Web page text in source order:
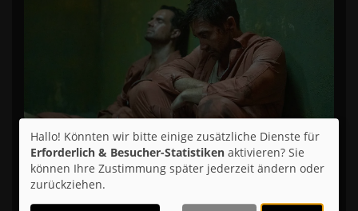
Hallo! Könnten wir bitte einige zusätzliche Dienste für
Erforderlich & Besucher-Statistiken aktivieren? Sie
können Ihre Zustimmung später jederzeit ändern oder
zurückziehen.